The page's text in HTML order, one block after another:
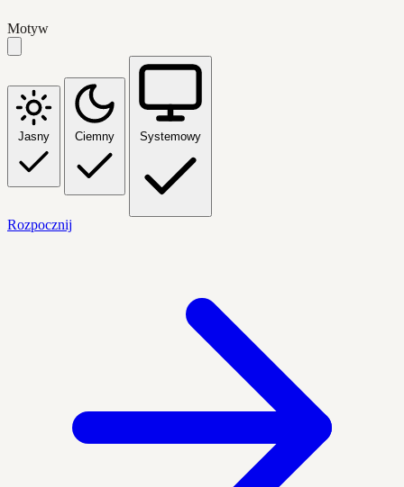
Motyw
Jasny Ciemny Systemowy
Rozpocznij